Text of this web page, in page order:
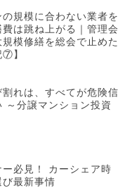
の規模に合わない業者を
は跳ね上がる｜管理会
模修繕を総会で止めた
⑦】
れは、すべてが危険信
～分譲マンション投資
ー必見！ カーシェア時
最新事情